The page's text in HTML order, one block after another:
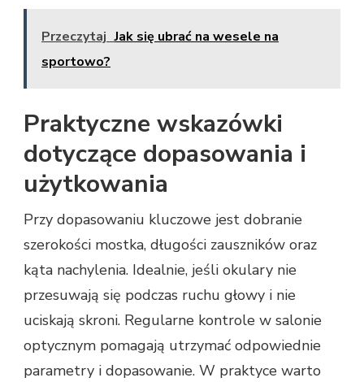
Przeczytaj Jak się ubrać na wesele na
sportowo?
Praktyczne wskazówki
dotyczące dopasowania i
użytkowania
Przy dopasowaniu kluczowe jest dobranie
szerokości mostka, długości zauszników oraz
kąta nachylenia. Idealnie, jeśli okulary nie
przesuwają się podczas ruchu głowy i nie
uciskają skroni. Regularne kontrole w salonie
optycznym pomagają utrzymać odpowiednie
parametry i dopasowanie. W praktyce warto